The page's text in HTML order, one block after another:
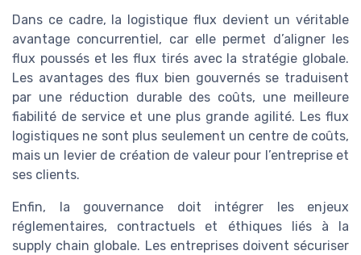
Dans ce cadre, la logistique flux devient un véritable
avantage concurrentiel, car elle permet d’aligner les
flux poussés et les flux tirés avec la stratégie globale.
Les avantages des flux bien gouvernés se traduisent
par une réduction durable des coûts, une meilleure
fiabilité de service et une plus grande agilité. Les flux
logistiques ne sont plus seulement un centre de coûts,
mais un levier de création de valeur pour l’entreprise et
ses clients.
Enfin, la gouvernance doit intégrer les enjeux
réglementaires, contractuels et éthiques liés à la
supply chain globale. Les entreprises doivent sécuriser